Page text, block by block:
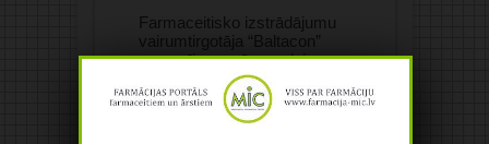
Farmaceitisko izstrādājumu
vairumtirgotāja “Baltacon”
apgrozījums pērn audzis par
07/08/2026